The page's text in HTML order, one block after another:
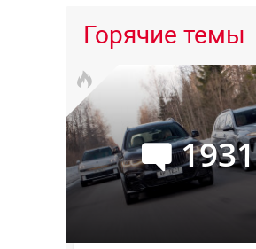
Горячие темы
1931